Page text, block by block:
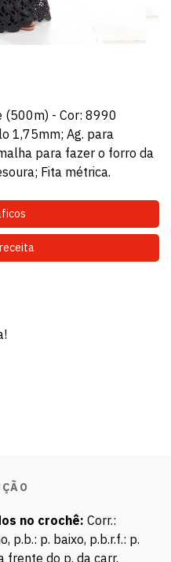
(500m) - Cor: 8990
1,75mm; Ag. para
para fazer o forro da
Fita métrica.
no crochê: Corr.:
p.b.: p. baixo, p.b.r.f.: p.
frente do p. da carr.